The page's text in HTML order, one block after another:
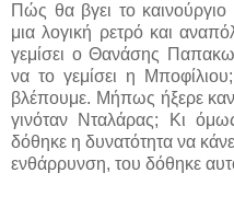
Πώς θα βγει το
μια λογική ρετρό και
γεμίσει ο Θανάσης
να το γεμίσει η
βλέπουμε. Μήπως ήξερε
γινόταν Νταλάρας; Κι
δόθηκε η δυνατότητα να
ενθάρρυνση, του δόθηκε